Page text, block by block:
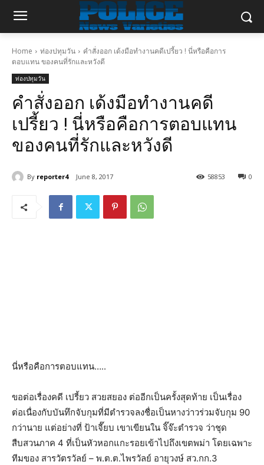
Home ท่องปทุมวัน
คำสั่งออก เด้งมือทำงานคดีเปรี้ยว ! นี่หรือคือการ
ตอบแทน ของคนที่รักและหวังดี
ท่องปทุมวัน
คำสั่งออก เด้งมือทำงานคดี
เปรี้ยว ! นี่หรือคือการตอบแทน
ของคนที่รักและหวังดี
By reporter4 June 8, 2017 0
58853
นี่หรือคือการตอบแทน…..
ขอต่อเรื่องคดี เปรี้ยว สวยสยอง ต่ออีกเป็นครั้งสุดท้าย เป็นเรื่อง
ต่อเนื่องกับบันทึกจับกุมที่มีตำรวจลงชื่อเป็นหางว่าวร่วมจับกุม 90
กว่านาย แต่อย่างที่ ป้าเจี๊ยบ เขาเขียนใน จิ๊จ๊ะตำรวจ ว่าชุด
สืบสวนภาค 4 ที่เป็นหัวหอกแกะรอยเข้าไปถึงเขตพม่า โดยเฉพาะ
ทีมของ สารวัตรวัลย์ – พ.ต.ต.ไพรวัลย์ อายุวงษ์ สว.กก.3